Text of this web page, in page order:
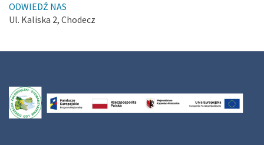
ODWIEDŹ NAS
Ul. Kaliska 2, Chodecz